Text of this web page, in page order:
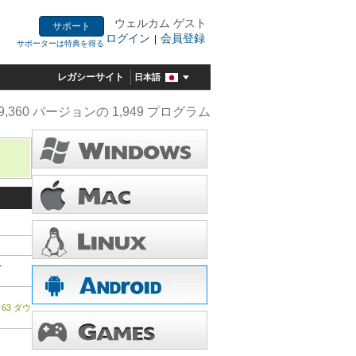
サポート
サポーターは特典を得る
ウェルカム ゲスト
ログイン | 会員登録
レガシーサイト 日本語
バージョンの 1,949 プログラム
ダウ